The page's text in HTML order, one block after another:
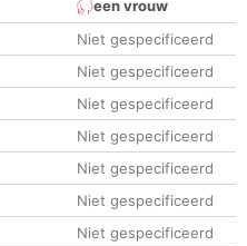
een vrouw
Niet gespecificeerd
Niet gespecificeerd
Niet gespecificeerd
Niet gespecificeerd
Niet gespecificeerd
Niet gespecificeerd
Niet gespecificeerd